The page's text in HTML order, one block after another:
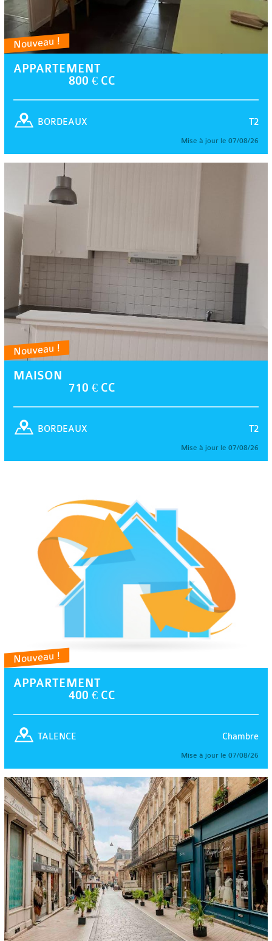
Nouveau !
APPARTEMENT
800 € CC
T2
BORDEAUX
Mise à jour le 07/08/26
Nouveau !
MAISON
710 € CC
T2
BORDEAUX
Mise à jour le 07/08/26
Nouveau !
APPARTEMENT
400 € CC
Chambre
TALENCE
Mise à jour le 07/08/26